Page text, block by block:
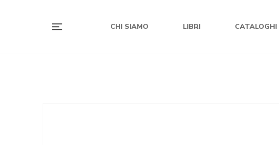
CHI SIAMO LIBRI CATALOGHI